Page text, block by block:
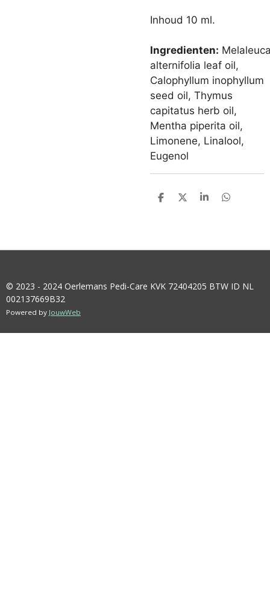
Inhoud 10 ml.
Ingredienten:
alternifolia leaf oil,
Calophyllum inophyllum
seed oil, Thymus
capitatus herb oil,
Mentha piperita oil,
Limonene, Linalool,
Eugenol
D
D
S
D
© 2023 - 2024 Oerlemans Pedi-Care KVK 72404205 BTW ID NL
002137669B32
Powered by JouwWeb